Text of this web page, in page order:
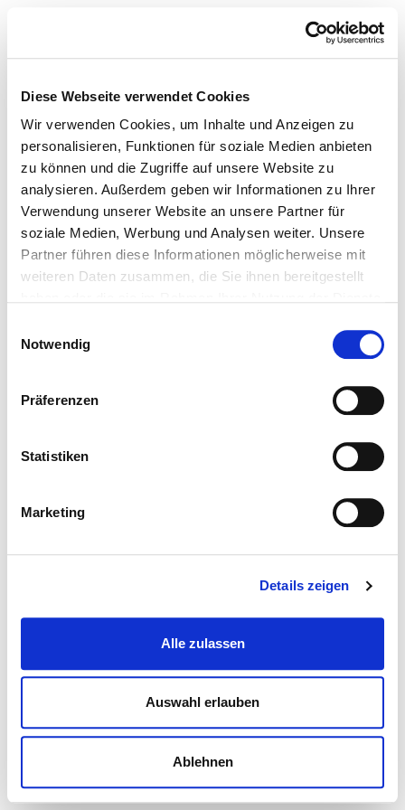
Diese Webseite verwendet Cookies
Wir verwenden Cookies, um Inhalte und Anzeigen zu
personalisieren, Funktionen für soziale Medien anbieten
zu können und die Zugriffe auf unsere Website zu
analysieren. Außerdem geben wir Informationen zu Ihrer
Verwendung unserer Website an unsere Partner für
soziale Medien, Werbung und Analysen weiter. Unsere
Partner führen diese Informationen möglicherweise mit
weiteren Daten zusammen, die Sie ihnen bereitgestellt
Notwendig
Präferenzen
Statistiken
Marketing
Details zeigen
Alle zulassen
Auswahl erlauben
Ablehnen